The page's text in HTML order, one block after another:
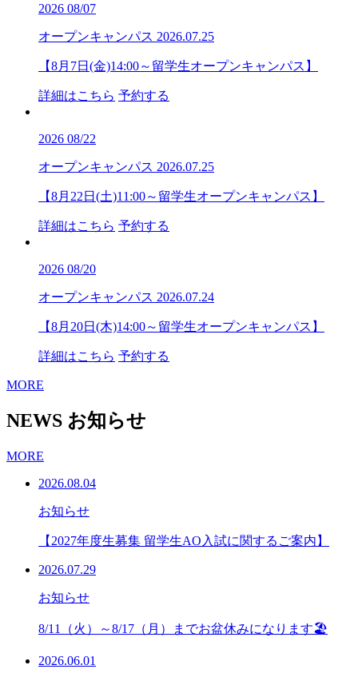
2026 08/07
オープンキャンパス 2026.07.25
【8月7日(金)14:00～留学生オープンキャンパス】
詳細はこちら 予約する
2026 08/22
オープンキャンパス 2026.07.25
【8月22日(土)11:00～留学生オープンキャンパス】
詳細はこちら 予約する
2026 08/20
オープンキャンパス 2026.07.24
【8月20日(木)14:00～留学生オープンキャンパス】
詳細はこちら 予約する
MORE
NEWS お知らせ
MORE
2026.08.04
お知らせ
【2027年度生募集 留学生AO入試に関するご案内】
2026.07.29
お知らせ
8/11（火）～8/17（月）までお盆休みになります🏖
2026.06.01